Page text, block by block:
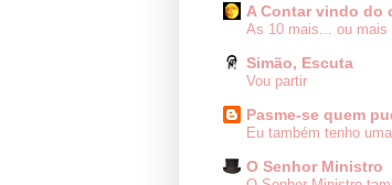
A Contar vindo do
As 10 mais... ou
Simão, Escuta
Vou partir
Pasme-se quem
Eu também tenho
O Senhor Ministro